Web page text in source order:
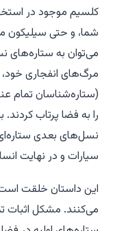
کلسیم موجود در
شما، و حتی سیلیکون
می‌توان به ستاره‌های
مرگ‌های انفجاری
(ستاره‌شناسان تمام
را به فضا پرتاب
نسل‌های بعدی
سیارات و در نهایت
این داستان خلقت
می‌کنند. مشکل اثبات